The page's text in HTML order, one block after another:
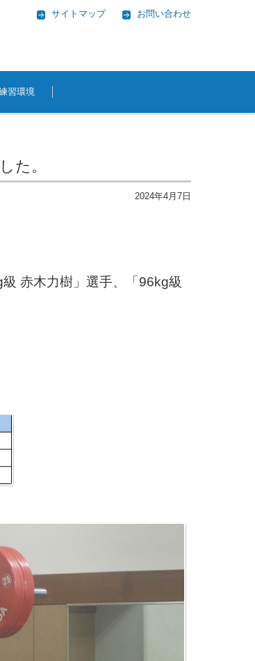
サイトマップ お問い合わせ
習環境
た。
2024年4月7日
赤木力樹」選手、「96kg級